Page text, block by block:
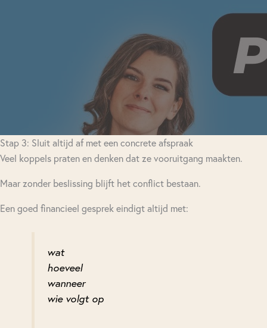
Stap 3: Sluit altijd af met een concrete afspraak
Veel koppels praten en denken dat ze vooruitgang maakten.
Maar zonder beslissing blijft het conflict bestaan.
Een goed financieel gesprek eindigt altijd met:
wat
hoeveel
wanneer
wie volgt op